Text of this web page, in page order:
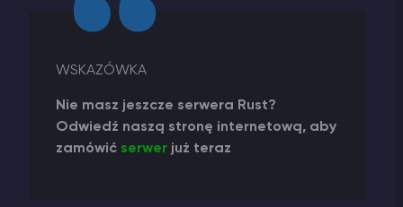
WSKAZÓWKA
Nie masz jeszcze serwera Rust?
Odwiedź naszą stronę internetową, aby
zamówić serwer już teraz